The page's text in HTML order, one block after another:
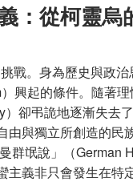
：從柯靈烏
戰。身為歷史與政
興起的條件。隨著
卻弔詭地逐漸失去
與獨立所創造的民
群氓說」（German
義非只會發生在特